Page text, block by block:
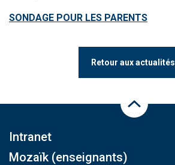
SONDAGE POUR LES PARENTS
Retour aux actualités
Intranet
Mozaïk (enseignants)